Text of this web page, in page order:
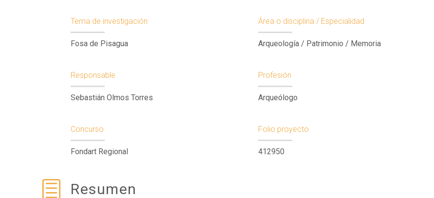
Tema de investigación
Fosa de Pisagua
Área o disciplina / Especialidad
Arqueología / Patrimonio / Memoria
Responsable
Sebastián Olmos Torres
Profesión
Arqueólogo
Concurso
Fondart Regional
Folio proyecto
412950
Resumen